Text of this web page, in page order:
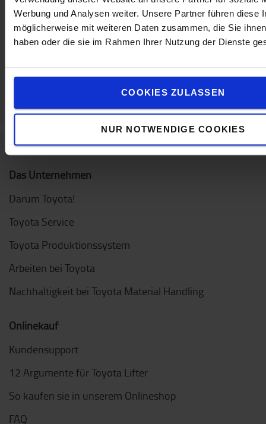
Werbung und Analysen weiter. Unsere Partner führen diese
möglicherweise mit weiteren Daten zusammen, die Sie
haben oder die sie im Rahmen Ihrer Nutzung der Dienste
COOKIES ZULASSEN
NUR NOTWENDIGE COOKIES
Kontaktieren Sie uns
Das Unternehmen
Darum Toyota!
Toyota Service
Toyota Produktionssystem
Arbeiten bei Toyota
Nachhaltigkeit bei Toyota Material Handling
Onlinekauf
Kundensupport
12 Argumente für Toyota Lifter
So kaufen sie in unserem Onlineshop
FAQ